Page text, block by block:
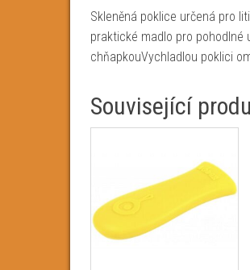
Skleněná poklice určená pro
praktické madlo pro pohodlné
chňapkouVychladlou poklici
Související